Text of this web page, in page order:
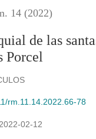
14 (2022)
de las
Porcel
rm.11.14.2022.66-78
02-12